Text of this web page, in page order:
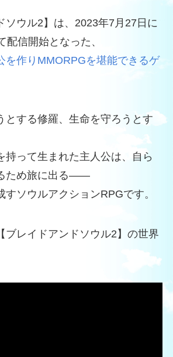
ソウル2】は、2023年7月27日に
配信開始となった、
を作りMMORPGを堪能できるゲ
とする修羅、生命を守ろうとす
持って生まれた主人公は、自ら
ため旅に出る――
ソウルアクションRPGです。
ブレイドアンドソウル2】の世界